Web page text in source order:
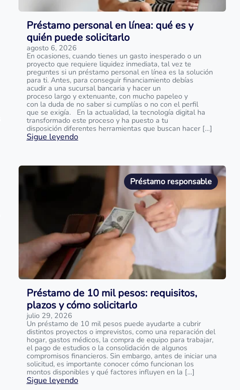
Préstamo personal en línea: qué es y
quién puede solicitarlo
agosto 6, 2026
En ocasiones, cuando tienes un gasto inesperado o un
proyecto que requiere liquidez inmediata, tal vez te
preguntes si un préstamo personal en línea es la solución
para ti. Antes, para conseguir financiamiento debías
acudir a una sucursal bancaria y hacer un
proceso largo y extenuante, con mucho papeleo y
con la duda de no saber si cumplías o no con el perfil
que se exigía. En la actualidad, la tecnología digital ha
transformado este proceso y ha puesto a tu
disposición diferentes herramientas que buscan hacer […]
Sigue leyendo
Préstamo responsable
Préstamo de 10 mil pesos: requisitos,
plazos y cómo solicitarlo
julio 29, 2026
Un préstamo de 10 mil pesos puede ayudarte a cubrir
distintos proyectos o imprevistos, como una reparación del
hogar, gastos médicos, la compra de equipo para trabajar,
el pago de estudios o la consolidación de algunos
compromisos financieros. Sin embargo, antes de iniciar una
solicitud, es importante conocer cómo funcionan los
montos disponibles y qué factores influyen en la […]
Sigue leyendo